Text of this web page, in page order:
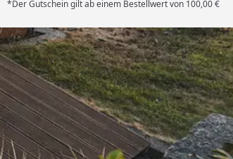
*Der Gutschein gilt ab einem Bestellwert von 100,00 €
Versand